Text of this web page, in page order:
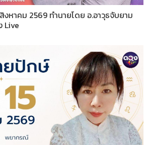
งหาคม 2569 ทำนายโดย อ.อาวุธจับยาม
Live